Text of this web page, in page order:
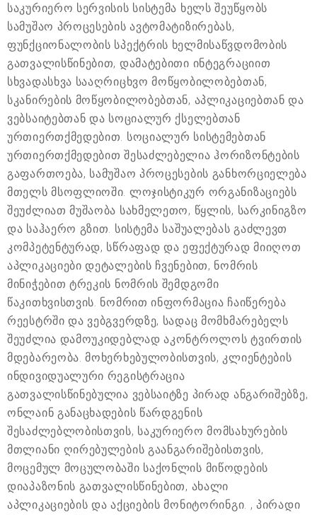
საკურიერო სერვისის სისტემა ხელს შეუწყობს
სამუშაო პროცესების ავტომატიზირებას,
ფუნქციონალობის სპექტრის ხელმისაწვდომობის
გათვალისწინებით, დამატებითი ინტეგრაციით
სხვადასხვა სააღრიცხვო მოწყობილობებთან,
სკანირების მოწყობილობებთან, აპლიკაციებთან და
ვებსაიტებთან და სოციალურ ქსელებთან
ურთიერთქმედებით. სოციალურ სისტემებთან
ურთიერთქმედებით შესაძლებელია ჰორიზონტების
გაფართოება, სამუშაო პროცესების განხორციელება
მთელს მსოფლიოში. ლოჯისტიკურ ორგანიზაციებს
შეუძლიათ მუშაობა სახმელეთო, წყლის, სარკინიგზო
და საჰაერო გზით. სისტემა საშუალებას გაძლევთ
კომპეტენტურად, სწრაფად და ეფექტურად მიიღოთ
აპლიკაციები დეტალების ჩვენებით, ნომრის
მინიჭებით ტრეკის ნომრის შემდგომი
წაკითხვისთვის. ნომრით ინფორმაცია ჩაიწერება
რეესტრში და ვებგვერდზე, სადაც მომხმარებელს
შეუძლია დამოუკიდებლად აკონტროლოს ტვირთის
მდებარეობა. მოხერხებულობისთვის, კლიენტების
ინდივიდუალური რეგისტრაცია
გათვალისწინებულია ვებსაიტზე პირად ანგარიშებზე,
ონლაინ განაცხადების წარდგენის
შესაძლებლობისთვის, საკურიერო მომსახურების
მთლიანი ღირებულების გაანგარიშებისთვის,
მოცემულ მოცულობაში საქონლის მიწოდების
დიაპაზონის გათვალისწინებით, ახალი
აპლიკაციების და აქციების მონიტორინგი. , პირადი